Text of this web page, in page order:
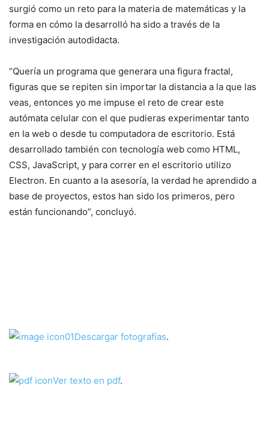
surgió como un reto para la materia de matemáticas y la
forma en cómo la desarrolló ha sido a través de la
investigación autodidacta.
“Quería un programa que generara una figura fractal,
figuras que se repiten sin importar la distancia a la que las
veas, entonces yo me impuse el reto de crear este
autómata celular con el que pudieras experimentar tanto
en la web o desde tu computadora de escritorio. Está
desarrollado también con tecnología web como HTML,
CSS, JavaScript, y para correr en el escritorio utilizo
Electron. En cuanto a la asesoría, la verdad he aprendido a
base de proyectos, estos han sido los primeros, pero
están funcionando”, concluyó.
Descargar fotografías.
Ver texto en pdf.